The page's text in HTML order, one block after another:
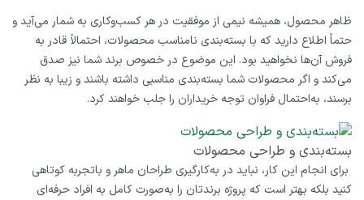
ظاهر محصول، همیشه نیمی از موفقیت در هر کسب‌وکاری به شمار می‌آید و
حتماً اطلاع دارید که با بسته‌بندی نامناسب محصولات، احتمالاً قادر به
فروش آن‌ها نخواهید بود. این موضوع در خصوص برند شما نیز صدق
می‌کند و اگر محصولات شما بسته‌بندی مناسبی داشته باشند و زیبا به نظر
برسند، به‌احتمال فراوان توجه خریداران را جلب خواهند کرد.
بسته‌بندی و طراحی محصولات
برای انجام این کار، نباید در به‌کارگیری طراحان ماهر و باتجربه کوتاهی
کنید بلکه بهتر است که پروژه برندتان را به‌صورت کامل به افراد حرفه‌ای